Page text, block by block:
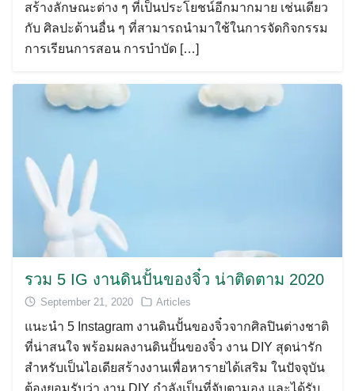
สร้างลักษณะต่าง ๆ ที่เป็นประโยชน์อีกมากมาย เช่นเดียว
กับ ศิลปะด้านอื่น ๆ ที่สามารถนำมาใช้ในการจัดกิจกรรม
การเรียนการสอน การบำบัด […]
รวม 5 IG งานดินปั้นของจิ๋ว น่าติดตาม 2020
September 21, 2020 Articles
แนะนำ 5 Instagram งานดินปั้นของจิ๋วจากศิลปินต่างชาติ
ที่น่าสนใจ พร้อมผลงานดินปั้นของจิ๋ว งาน DIY สุดน่ารัก
สำหรับเป็นไอเดียสร้างงานเพื่อหารายได้เสริม ในปัจจุบัน
ต้องยอมรับว่า งาน DIY กำลังเป็นที่จับตามอง และได้รับ